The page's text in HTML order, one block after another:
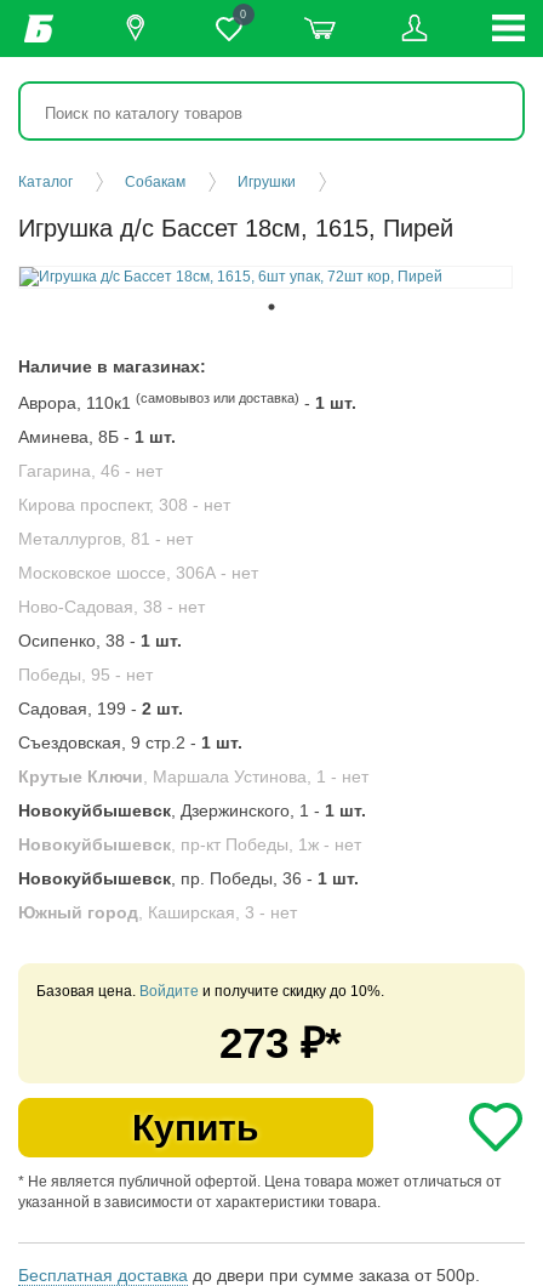
0
Каталог Собакам Игрушки
Игрушка д/с Бассет 18см, 1615, Пирей
Наличие в магазинах:
Аврора, 110к1 (самовывоз или доставка) - 1 шт.
Аминева, 8Б - 1 шт.
Гагарина, 46 - нет
Кирова проспект, 308 - нет
Металлургов, 81 - нет
Московское шоссе, 306А - нет
Ново-Садовая, 38 - нет
Осипенко, 38 - 1 шт.
Победы, 95 - нет
Садовая, 199 - 2 шт.
Съездовская, 9 стр.2 - 1 шт.
Крутые Ключи , Маршала Устинова, 1 - нет
Новокуйбышевск , Дзержинского, 1 - 1 шт.
Новокуйбышевск , пр-кт Победы, 1ж - нет
Новокуйбышевск , пр. Победы, 36 - 1 шт.
Южный город , Каширская, 3 - нет
Базовая цена. Войдите и получите скидку до 10%.
273 ₽*
Купить
* Не является публичной офертой. Цена товара может отличаться от
указанной в зависимости от характеристики товара.
Бесплатная доставка до двери при сумме заказа от 500р.